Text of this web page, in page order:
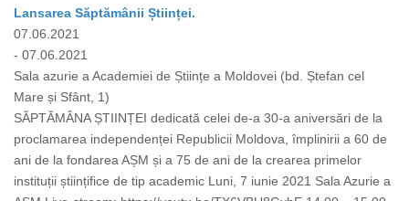
Lansarea Săptămânii Științei.
07.06.2021
- 07.06.2021
Sala azurie a Academiei de Științe a Moldovei (bd. Ștefan cel
Mare și Sfânt, 1)
SĂPTĂMÂNA ȘTIINȚEI dedicată celei de-a 30-a aniversări de la
proclamarea independenței Republicii Moldova, împlinirii a 60 de
ani de la fondarea AȘM și a 75 de ani de la crearea primelor
instituții științifice de tip academic Luni, 7 iunie 2021 Sala Azurie a